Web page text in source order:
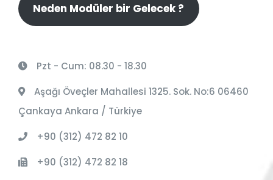
Neden Modüler bir Gelecek ?
Pzt - Cum: 08.30 - 18.30
Aşağı Öveçler Mahallesi 1325. Sok. No:6 06460
Çankaya Ankara / Türkiye
+90 (312) 472 82 10
+90 (312) 472 82 18